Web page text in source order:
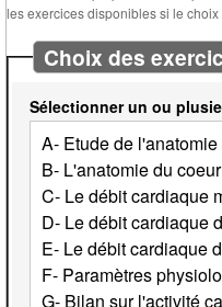
les exercices disponibles si le choix
Choix des
Sélectionner un ou